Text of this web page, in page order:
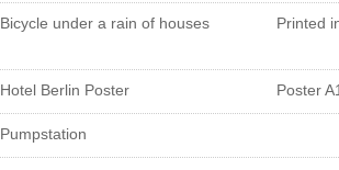
Bicycle under a rain of houses Printed
Hotel Berlin Poster Poster
Pumpstation